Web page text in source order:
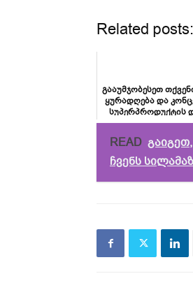
Related posts:
გააუმჯობესეთ
ყურადღება და
სუპერპროდუქტის
READ
ჩვენს